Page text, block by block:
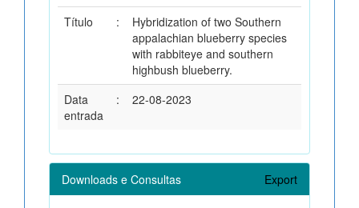
Título :
Hybridization of two Southern
appalachian blueberry species
with rabbiteye and southern
highbush blueberry.
Data
entrada
: 22-08-2023
Downloads e Consultas Export